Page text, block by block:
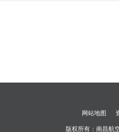
网站地图
版权所有： 南昌航